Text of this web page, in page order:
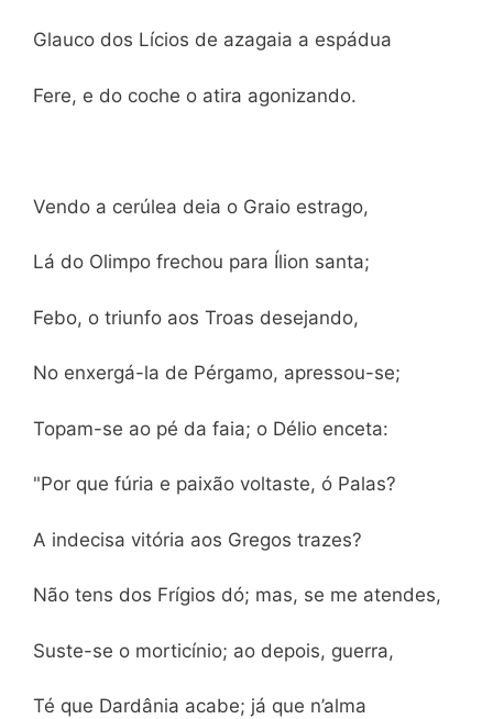
Glauco dos Lícios de azagaia a espádua
Fere, e do coche o atira agonizando.
Vendo a cerúlea deia o Graio estrago,
Lá do Olimpo frechou para Ílion santa;
Febo, o triunfo aos Troas desejando,
No enxergá-la de Pérgamo, apressou-se;
Topam-se ao pé da faia; o Délio enceta:
"Por que fúria e paixão voltaste, ó Palas?
A indecisa vitória aos Gregos trazes?
Não tens dos Frígios dó; mas, se me atendes,
Suste-se o morticínio; ao depois, guerra,
Té que Dardânia acabe; já que n’alma